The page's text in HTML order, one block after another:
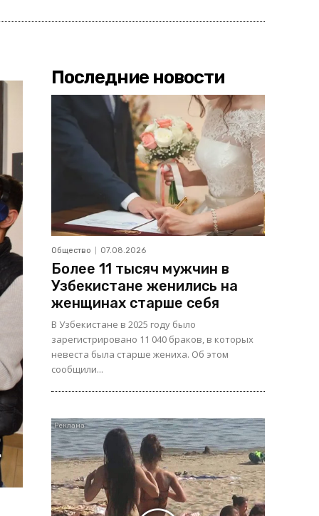
Последние новости
Общество 07.08.2026
Более 11 тысяч мужчин в
Узбекистане женились на
женщинах старше себя
В Узбекистане в 2025 году было
зарегистрировано 11 040 браков, в которых
невеста была старше жениха. Об этом
сообщили...